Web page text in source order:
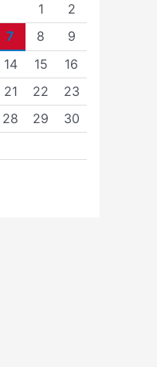
1
2
7 8
9
14 15
16
21 22
23
28 29
30